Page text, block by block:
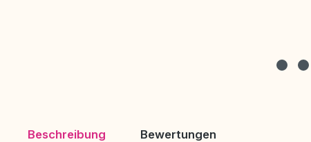
Beschreibung Bewertungen